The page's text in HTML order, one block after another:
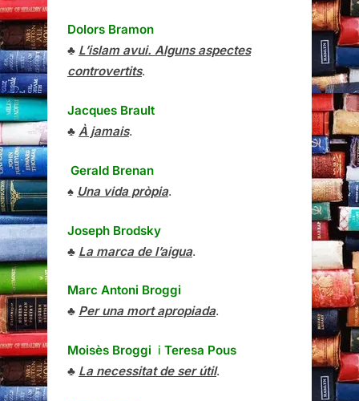
Dolors Bramon
♣ L’islam avui. Alguns aspectes
controvertits.
Jacques Brault
♣ À jamais.
Gerald Brenan
♠ Una vida pròpia.
Joseph Brodsky
♣ La marca de l’aigua.
Marc Antoni Broggi
♣ Per una mort apropiada.
Moisès Broggi i Teresa Pous
♣ La necessitat de ser útil.